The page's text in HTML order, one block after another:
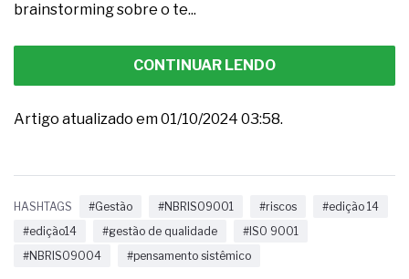
brainstorming sobre o te...
CONTINUAR LENDO
Artigo atualizado em 01/10/2024 03:58.
HASHTAGS #Gestão #NBRISO9001 #riscos
#edição 14
#edição14
#gestão de qualidade
#ISO 9001
#NBRISO9004
#pensamento sistêmico